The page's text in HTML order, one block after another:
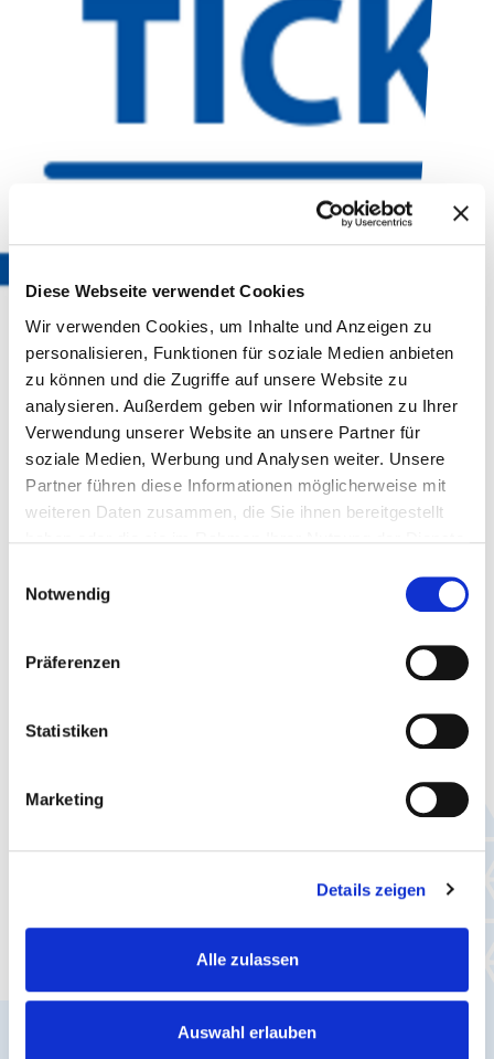
Diese Webseite verwendet Cookies
Wir verwenden Cookies, um Inhalte und Anzeigen zu
personalisieren, Funktionen für soziale Medien anbieten
zu können und die Zugriffe auf unsere Website zu
analysieren. Außerdem geben wir Informationen zu Ihrer
Verwendung unserer Website an unsere Partner für
soziale Medien, Werbung und Analysen weiter. Unsere
Partner führen diese Informationen möglicherweise mit
weiteren Daten zusammen, die Sie ihnen bereitgestellt
Notwendig
Präferenzen
Statistiken
Marketing
Details zeigen
Alle zulassen
Auswahl erlauben
Subscription
Do you travel a lot by train and bus?